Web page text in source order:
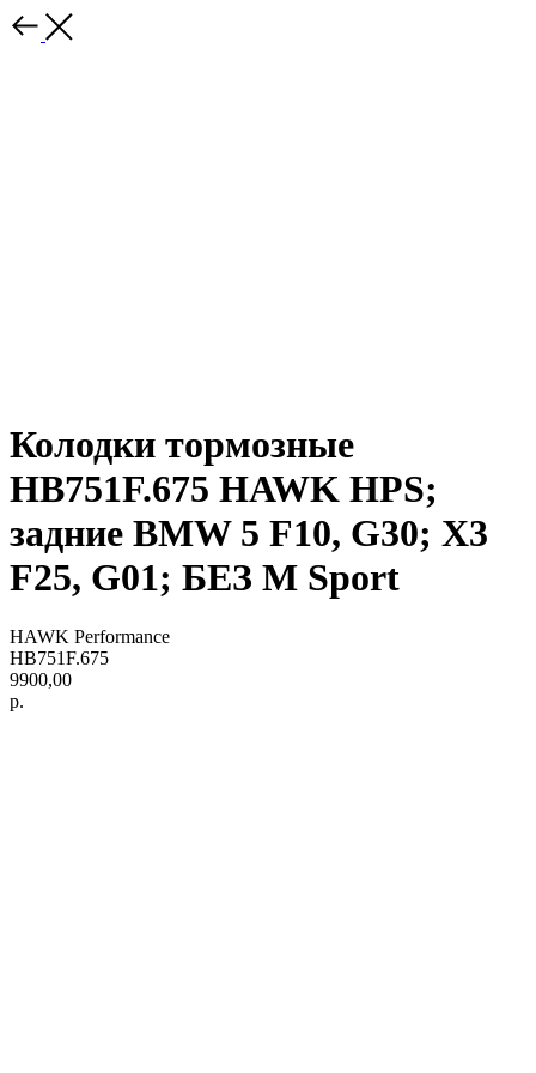
Колодки тормозные
HB751F.675 HAWK HPS;
задние BMW 5 F10, G30; X3
F25, G01; БЕЗ M Sport
HAWK Performance
HB751F.675
9900,00
р.